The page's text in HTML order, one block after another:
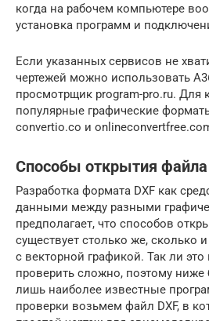
когда на рабочем компьютере
установка программ и
Если указанных сервисов не
чертежей можно использовать
просмотрщик program-pro.ru. Для
популярные графические
convertio.co и
Способы открытия файла
Разработка формата DXF как
данными между разными
предполагает, что способов
существует столько же, сколько
с векторной графикой. Так ли
проверить сложно, поэтому ниже
лишь наиболее известные
проверки возьмем файл DXF, в